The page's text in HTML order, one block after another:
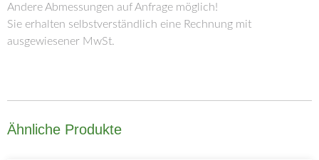
Andere Abmessungen auf Anfrage möglich!
Sie erhalten selbstverständlich eine Rechnung mit
ausgewiesener MwSt.
Ähnliche Produkte